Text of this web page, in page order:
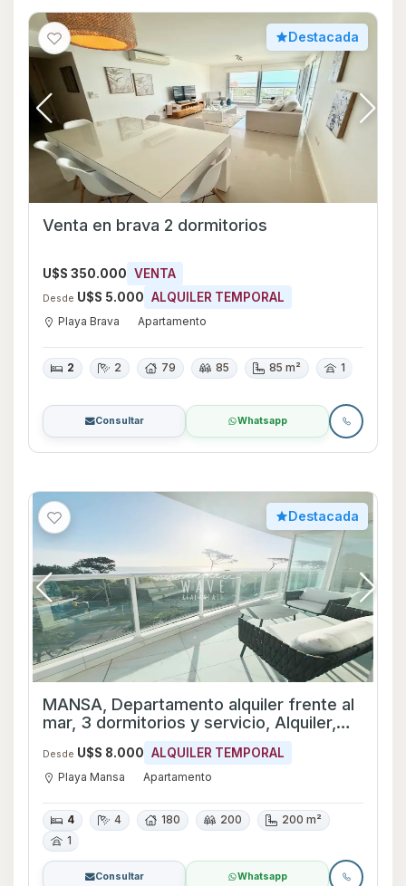
Destacada
Venta en brava 2 dormitorios
U$S 350.000 VENTA
Desde U$S 5.000 ALQUILER TEMPORAL
Playa Brava Apartamento
2 2 79 85 85 m² 1
Consultar Whatsapp
Destacada
MANSA, Departamento alquiler frente al
mar, 3 dormitorios y servicio, Alquiler,
Punta del este
Desde U$S 8.000 ALQUILER TEMPORAL
Playa Mansa Apartamento
4 4 180 200
200 m²
1
Consultar Whatsapp